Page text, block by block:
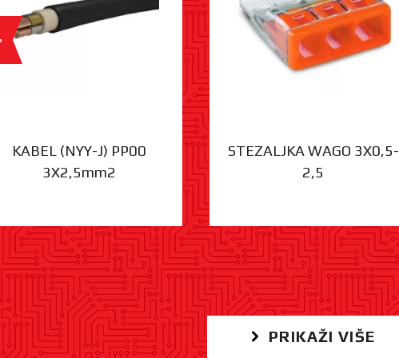
KABEL (NYY-J) PP00
3X2,5mm2
STEZALJKA WAGO 3X0,5-
2,5
PRIKAŽI VIŠE